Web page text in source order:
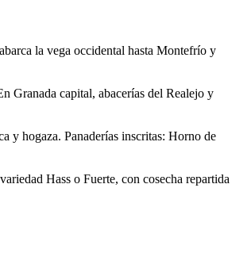
la vega occidental hasta Montefrío y
Granada capital, abacerías del Realejo y
y hogaza. Panaderías inscritas: Horno de
Hass o Fuerte, con cosecha repartida